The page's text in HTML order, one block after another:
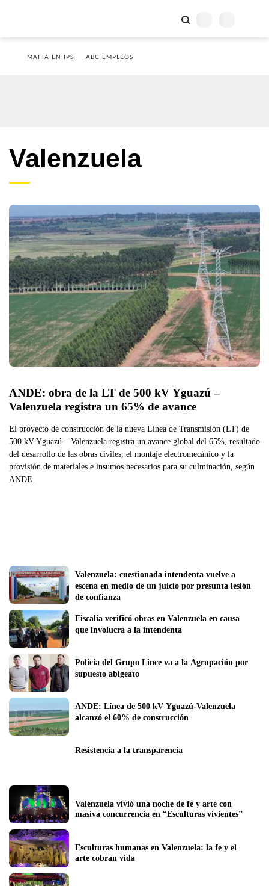
MAFIA EN IPS ABC EMPLEOS
Valenzuela
ANDE: obra de la LT de 500 kV Yguazú –
Valenzuela registra un 65% de avance
El proyecto de construcción de la nueva Línea de Transmisión (LT) de
500 kV Yguazú – Valenzuela registra un avance global del 65%, resultado
del desarrollo de las obras civiles, el montaje electromecánico y la
provisión de materiales e insumos necesarios para su culminación, según
ANDE.
Valenzuela: cuestionada intendenta vuelve a
escena en medio de un juicio por presunta lesión
de confianza
Fiscalía verificó obras en Valenzuela en causa
que involucra a la intendenta
Policía del Grupo Lince va a la Agrupación por
supuesto abigeato
ANDE: Línea de 500 kV Yguazú-Valenzuela
alcanzó el 60% de construcción
Resistencia a la transparencia
Valenzuela vivió una noche de fe y arte con
masiva concurrencia en “Esculturas vivientes”
Esculturas humanas en Valenzuela: la fe y el
arte cobran vida